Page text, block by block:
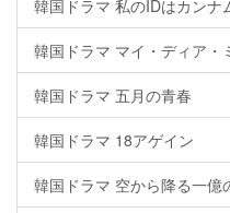
韓国ドラマ 私のIDはカンナ
韓国ドラマ マイ・ディア・
韓国ドラマ 五月の青春
韓国ドラマ 18アゲイン
韓国ドラマ 空から降る一億